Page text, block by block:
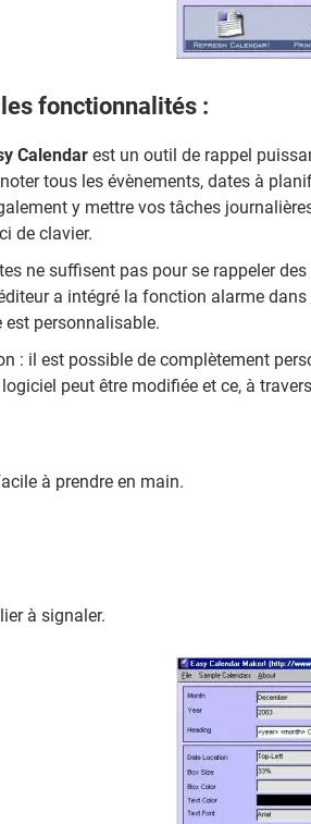
fonctionnalités :
Calendar est un outil de rappel
noter tous les évènements, dates à
y mettre vos tâches
de clavier.
ne suffisent pas pour se rappeler
a intégré la fonction alarme
est personnalisable.
: il est possible de complètement
logiciel peut être modifiée et ce, à
à prendre en main.
à signaler.